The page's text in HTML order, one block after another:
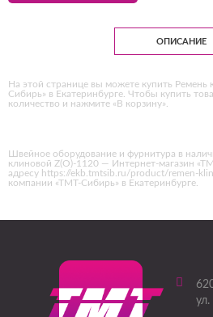
ОПИСАНИЕ
На этой странице вы можете купить Ремень
Сибирь» в Екатеринбурге. Чтобы купить
количество и нажмите «В корзину».
Швейное оборудование и фурнитура в
клиновой Z(O)-1120 — Интернет-магазин
адресу https://ekb.tmtsib.ru/product/remen-
компании «ТМТ-Сибирь» в Екатеринбурге.